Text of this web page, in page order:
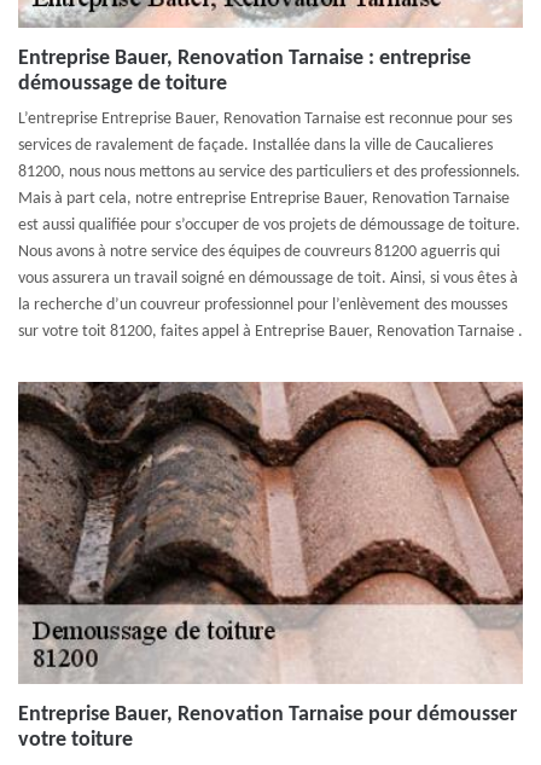
Entreprise Bauer, Renovation Tarnaise : entreprise
démoussage de toiture
L’entreprise Entreprise Bauer, Renovation Tarnaise est reconnue pour ses
services de ravalement de façade. Installée dans la ville de Caucalieres
81200, nous nous mettons au service des particuliers et des professionnels.
Mais à part cela, notre entreprise Entreprise Bauer, Renovation Tarnaise
est aussi qualifiée pour s’occuper de vos projets de démoussage de toiture.
Nous avons à notre service des équipes de couvreurs 81200 aguerris qui
vous assurera un travail soigné en démoussage de toit. Ainsi, si vous êtes à
la recherche d’un couvreur professionnel pour l’enlèvement des mousses
sur votre toit 81200, faites appel à Entreprise Bauer, Renovation Tarnaise .
Entreprise Bauer, Renovation Tarnaise pour démousser
votre toiture